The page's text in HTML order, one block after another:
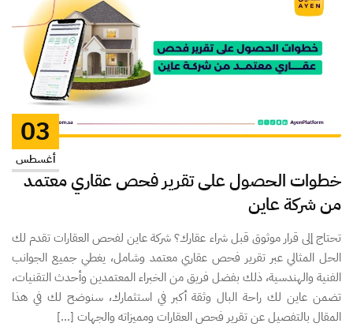
خطوات الحصول على تقرير فحص عقاري معتمد
من شركة عاين
تحتاج إلى قرار موثوق قبل شراء عقارك؟ شركة عاين لفحص العقارات تقدم لك
الحل المثالي عبر تقرير فحص عقاري معتمد وشامل، يغطي جميع الجوانب
الفنية والهندسية، ذلك بفضل فريق من الخبراء المعتمدين وأحدث التقنيات،
تضمن عاين لك راحة البال وثقة أكبر في استثمارك، سنوضح لك في هذا
المقال بالتفصيل عن تقرير فحص العقارات ومميزاته والجهات […]
03
أغسطس